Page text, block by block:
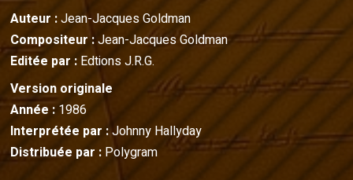
Auteur :Jean-Jacques Goldman
Compositeur :Jean-Jacques Goldman
Editée par :Edtions J.R.G.
Version originale
Année :1986
Interprétée par :Johnny Hallyday
Distribuée par :Polygram